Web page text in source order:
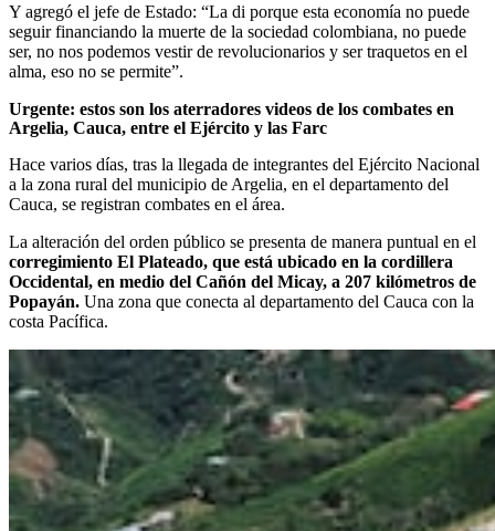
Y agregó el jefe de Estado: “La di porque esta economía no puede
seguir financiando la muerte de la sociedad colombiana, no puede
ser, no nos podemos vestir de revolucionarios y ser traquetos en el
alma, eso no se permite”.
Urgente: estos son los aterradores videos de los combates en
Argelia, Cauca, entre el Ejército y las Farc
Hace varios días, tras la llegada de integrantes del Ejército Nacional
a la zona rural del municipio de Argelia, en el departamento del
Cauca, se registran combates en el área.
La alteración del orden público se presenta de manera puntual en el
corregimiento El Plateado, que está ubicado en la cordillera
Occidental, en medio del Cañón del Micay, a 207 kilómetros de
Popayán. Una zona que conecta al departamento del Cauca con la
costa Pacífica.